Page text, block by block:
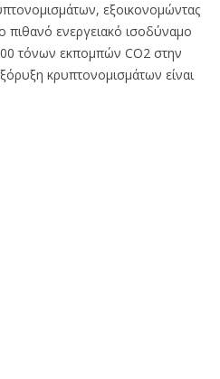
εξοικονομώντας
πιθανό ενεργειακό ισοδύναμο
τόνων εκπομπών CO2 στην
κρυπτονομισμάτων είναι